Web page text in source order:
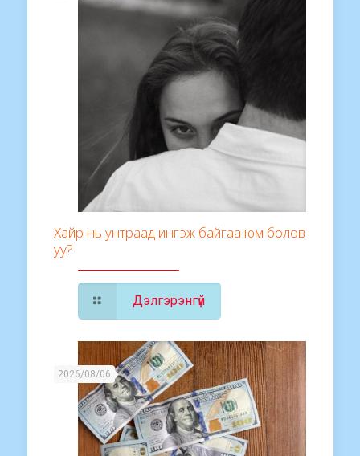
Хайр нь унтраад ингэж байгаа юм болов
уу?
Дэлгэрэнгүй
2026/08/06